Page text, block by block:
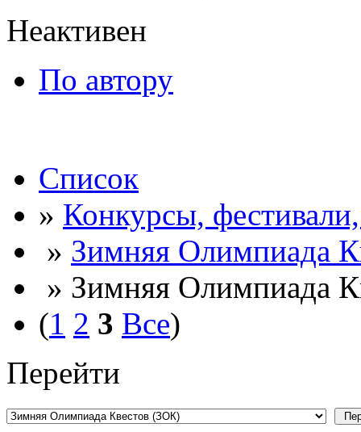
Неактивен
По автору
Список
» Конкурсы,
» Зимняя Олимпиада
» Зимняя Олимпиада
(1 2 3 Все)
Перейти